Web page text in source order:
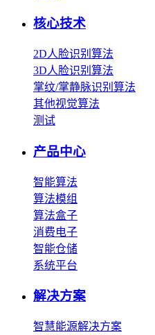
核心技术
2D人脸识别算法
3D人脸识别算法
掌纹/掌静脉识别算法
其他视觉算法
测试
产品中心
智能算法
算法模组
算法盒子
消费电子
智能仓储
系统平台
解决方案
智慧能源解决方案